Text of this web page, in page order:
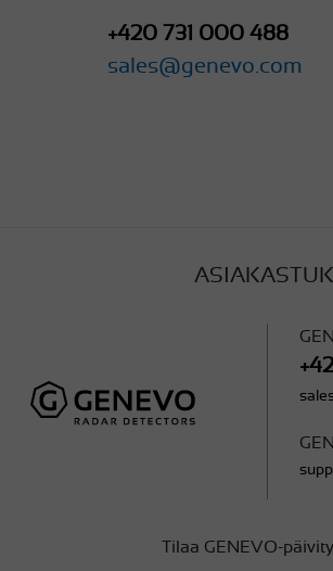
+420 731 000 488
sales@genevo.com
Tilaa GENEVO-